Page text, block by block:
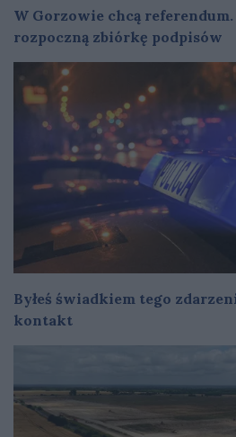
W Gorzowie chcą
rozpoczną zbiórkę podpisów
Byłeś świadkiem tego
kontakt